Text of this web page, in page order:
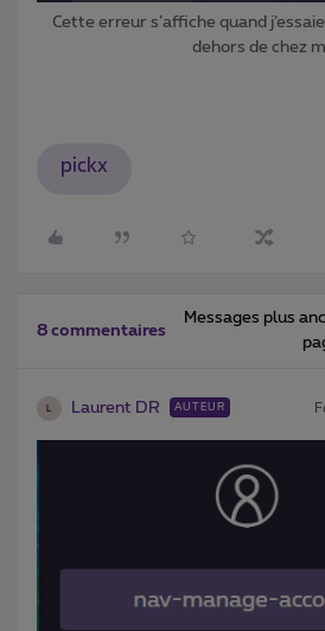
Cette erreur s’affiche quand
dehors de chez
pickx
8 commentaires
Messages plus
L Laurent DR AUTEUR